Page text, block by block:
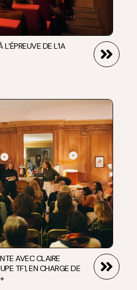
DE L’IA
AVEC CLAIRE
TF1, EN CHARGE DE